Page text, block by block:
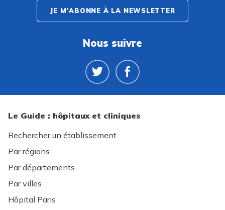
JE M'ABONNE À LA NEWSLETTER
Nous suivre
Le Guide : hôpitaux et cliniques
Rechercher un établissement
Par régions
Par départements
Par villes
Hôpital Paris